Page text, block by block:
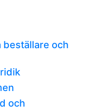
beställare och
och